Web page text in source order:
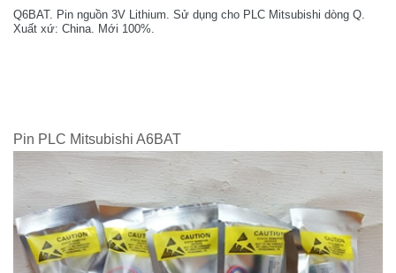
Q6BAT. Pin nguồn 3V Lithium. Sử dụng cho PLC Mitsubishi dòng Q.
Xuất xứ: China. Mới 100%.
Pin PLC Mitsubishi A6BAT